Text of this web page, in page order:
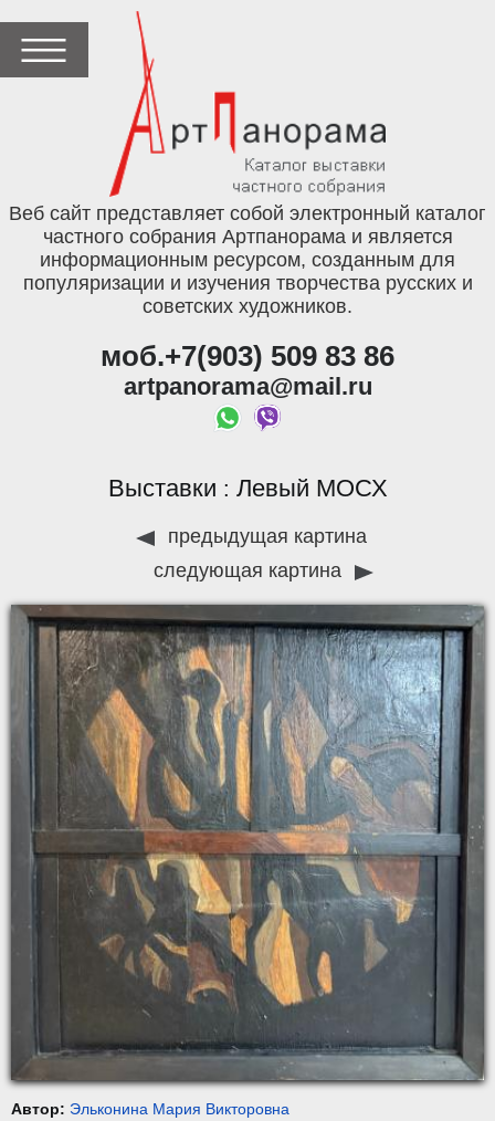
Веб сайт представляет собой электронный каталог
частного собрания Артпанорама и является
информационным ресурсом, созданным для
популяризации и изучения творчества русских и
советских художников.
моб.+7(903) 509 83 86
artpanorama@mail.ru
Выставки : Левый МОСХ
предыдущая картина
следующая картина
Автор: Эльконина Мария Викторовна